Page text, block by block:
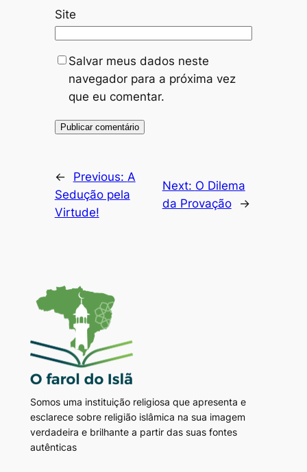
Site
Salvar meus dados neste
navegador para a próxima vez
que eu comentar.
← Previous: A
Sedução pela
Virtude!
Next: O Dilema
da Provação
→
Somos uma instituição religiosa que apresenta e
esclarece sobre religião islâmica na sua imagem
verdadeira e brilhante a partir das suas fontes
autênticas